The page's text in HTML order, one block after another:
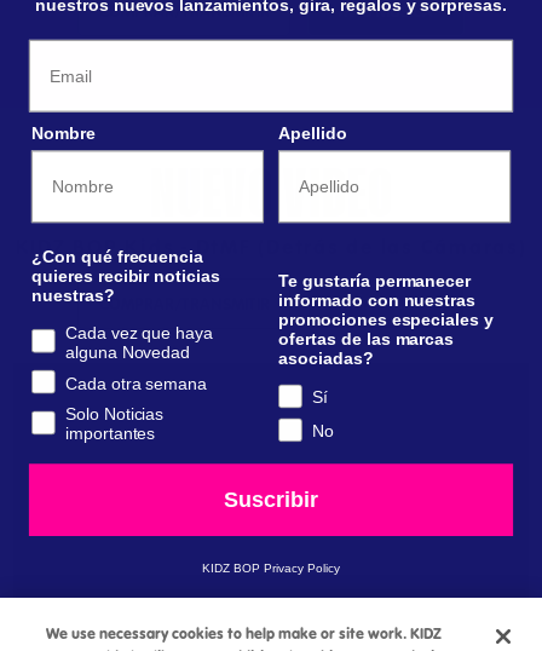
COMPRAR/TRANSMITIR MÁS MÚSICA
NUEVO VIDEO
KIDZ BOP Kids - DtMF (Detrás de las Cámaras)
COMPRAR/TRANSMITIR MÁS VIDEOS
nuestros nuevos lanzamientos, gira, regalos y sorpresas.
Email
Nombre Apellido
¿Con qué frecuencia
quieres recibir noticias
nuestras?
Cada vez que haya
alguna Novedad
Cada otra semana
Solo Noticias
importantes
Te gustaría permanecer
informado con nuestras
promociones especiales y
ofertas de las marcas
asociadas?
Sí
No
Suscribir
KIDZ BOP Privacy Policy
We use necessary cookies to help make or site work. KIDZ